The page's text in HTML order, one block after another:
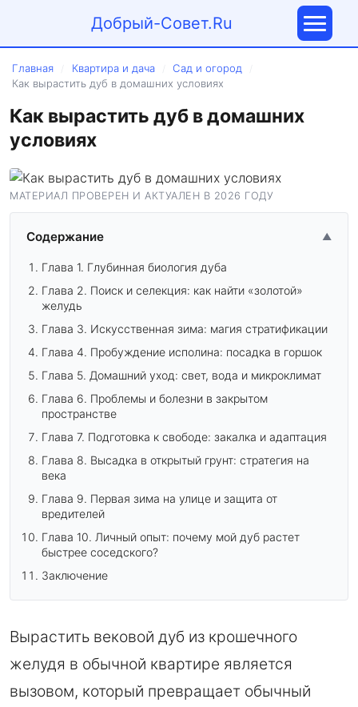
Добрый-Совет.Ru
Главная Квартира и дача Сад и огород
Как вырастить дуб в домашних условиях
Как вырастить дуб в домашних
условиях
МАТЕРИАЛ ПРОВЕРЕН И АКТУАЛЕН В 2026 ГОДУ
Содержание ▲
Глава 1. Глубинная биология дуба
Глава 2. Поиск и селекция: как найти «золотой»
желудь
Глава 3. Искусственная зима: магия стратификации
Глава 4. Пробуждение исполина: посадка в горшок
Глава 5. Домашний уход: свет, вода и микроклимат
Глава 6. Проблемы и болезни в закрытом
пространстве
Глава 7. Подготовка к свободе: закалка и адаптация
Глава 8. Высадка в открытый грунт: стратегия на
века
Глава 9. Первая зима на улице и защита от
вредителей
Глава 10. Личный опыт: почему мой дуб растет
быстрее соседского?
Заключение
Вырастить вековой дуб из крошечного
желудя в обычной квартире является
вызовом, который превращает обычный